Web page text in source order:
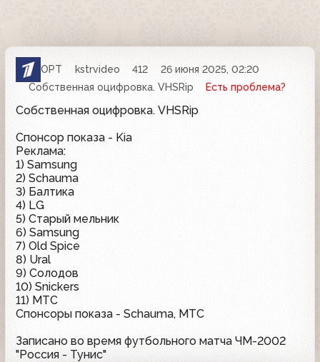
ОРТ kstrvideo 412
26 июня 2025, 02:20
Собственная оцифровка. VHSRip
Есть проблема?
Собственная оцифровка. VHSRip
Спонсор показа - Kia
Реклама:
1) Samsung
2) Schauma
3) Балтика
4) LG
5) Старый мельник
6) Samsung
7) Old Spice
8) Ural
9) Солодов
10) Snickers
11) МТС
Спонсоры показа - Schauma, МТС
Записано во время футбольного матча ЧМ-2002
"Россия - Тунис"